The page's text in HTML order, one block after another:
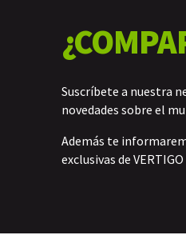
Suscríbete a nuestra
novedades sobre el
Además te
exclusivas de VERTIGO